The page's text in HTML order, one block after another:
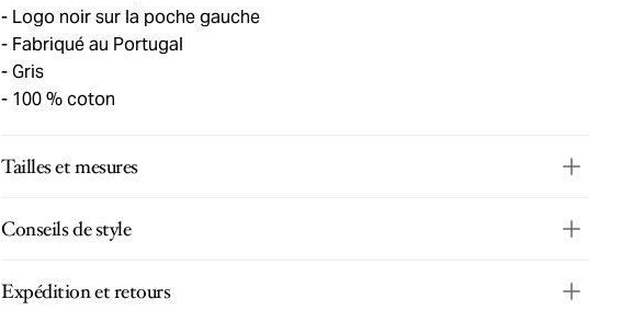
Logo noir sur la poche gauche
Fabriqué au Portugal
Gris
100 % coton
Tailles et mesures
Conseils de style
Expédition et retours